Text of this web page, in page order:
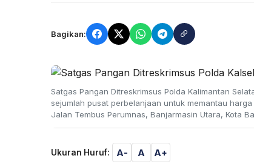
Bagikan:
Satgas Pangan Ditreskrimsus Polda Kalimantan
sejumlah pusat perbelanjaan untuk memantau
Jalan Tembus Perumnas, Banjarmasin Utara, Kota
Ukuran Huruf: A- A A+